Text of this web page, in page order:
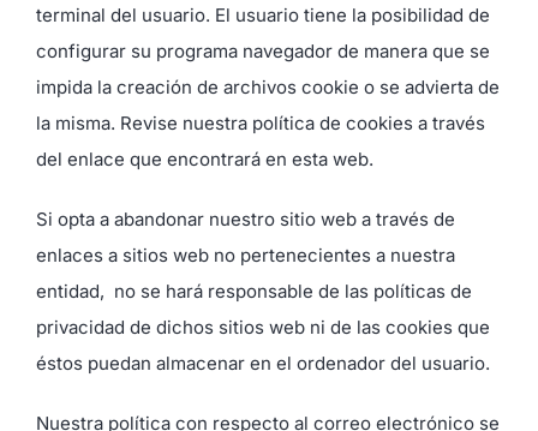
terminal del usuario. El usuario tiene la posibilidad de
configurar su programa navegador de manera que se
impida la creación de archivos cookie o se advierta de
la misma. Revise nuestra política de cookies a través
del enlace que encontrará en esta web.
Si opta a abandonar nuestro sitio web a través de
enlaces a sitios web no pertenecientes a nuestra
entidad, no se hará responsable de las políticas de
privacidad de dichos sitios web ni de las cookies que
éstos puedan almacenar en el ordenador del usuario.
Nuestra política con respecto al correo electrónico se